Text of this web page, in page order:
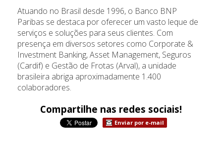
Atuando no Brasil desde 1996, o Banco BNP
Paribas se destaca por oferecer um vasto leque de
serviços e soluções para seus clientes. Com
presença em diversos setores como Corporate &
Investment Banking, Asset Management, Seguros
(Cardif) e Gestão de Frotas (Arval), a unidade
brasileira abriga aproximadamente 1.400
colaboradores.
Compartilhe nas redes sociais!
Enviar por e-mail